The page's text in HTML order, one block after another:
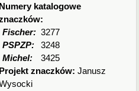
Numery katalogowe
Fischer: 3277
PSPZP:
3248
Michel:
3425
Projekt znaczków:Janusz